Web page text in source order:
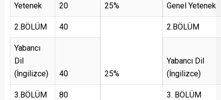
25%
Yetenek
20 Genel Yetenek
2.BÖLÜM 40
25%
2.BÖLÜM
Yabancı
Dil
(İngilizce)
40
Yabancı Dil
(İngilizce)
3.BÖLÜM 80 3. BÖLÜM